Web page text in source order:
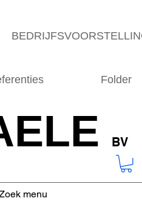
Folder
BV